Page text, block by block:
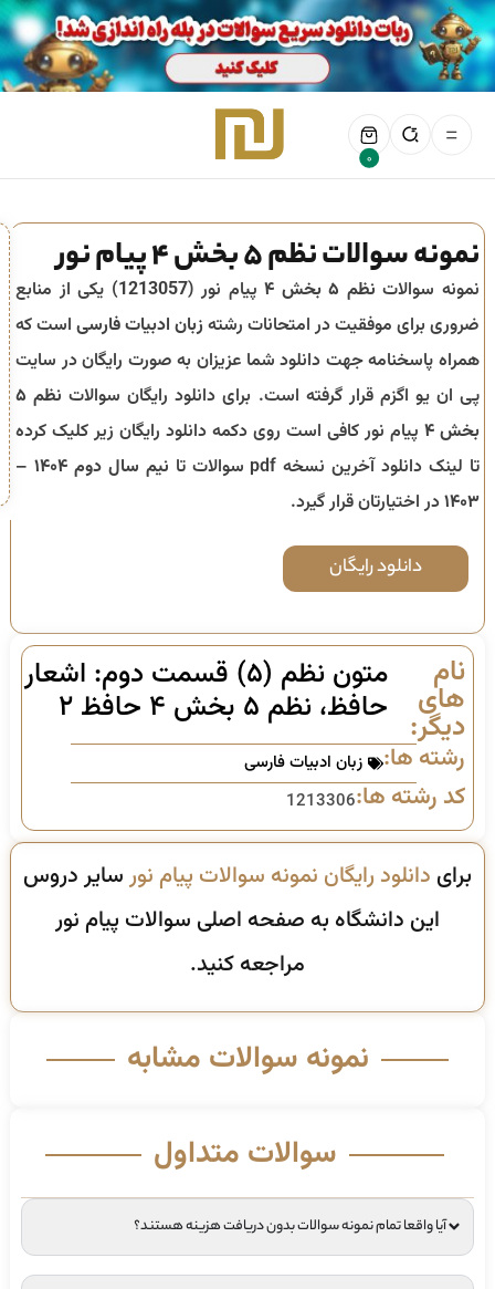
0
نمونه سوالات نظم 5 بخش 4 پیام نور
نمونه سوالات نظم ۵ بخش ۴ پیام نور (1213057) یکی از منابع
ضروری برای موفقیت در امتحانات رشته زبان ادبیات فارسی است که
همراه پاسخنامه جهت دانلود شما عزیزان به صورت رایگان در سایت
پی ان یو اگزم قرار گرفته است. برای دانلود رایگان سوالات
نظم ۵
بخش ۴
پیام نور کافی است روی دکمه دانلود رایگان زیر کلیک کرده
تا لینک دانلود آخرین نسخه pdf سوالات تا
نیم سال دوم ۱۴۰۴ –
۱۴۰۳در اختیارتان قرار گیرد.
دانلود رایگان
نام
های
دیگر:
متون نظم (۵) قسمت دوم: اشعار
حافظ، نظم ۵ بخش ۴ حافظ ۲
رشته ها: زبان ادبیات فارسی
کد رشته ها:1213306
برای دانلود رایگان نمونه سوالات پیام نورسایر دروس
این دانشگاه به صفحه اصلی سوالات پیام نور
مراجعه کنید.
نمونه سوالات مشابه
سوالات متداول
آیا واقعا تمام نمونه سوالات بدون دریافت هزینه هستند؟